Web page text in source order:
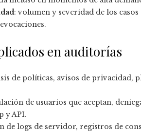
: volumen y severidad de los
en auditorías
de políticas, avisos de privacidad,
de usuarios que aceptan,
y API.
de logs de servidor, registros de